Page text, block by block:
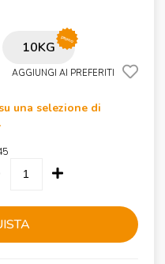
10KG promo
AGGIUNGI AI PREFERITI
una selezione di